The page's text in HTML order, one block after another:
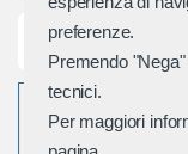
M
Assistenza e
preferenze.
Premendo
tecnici.
Per maggiori